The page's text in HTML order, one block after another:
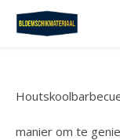
manier om te